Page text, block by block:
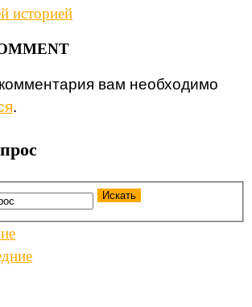
историей
вам необходимо
.